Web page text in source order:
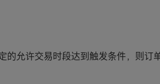
的允许交易时段达到触发条件，则订